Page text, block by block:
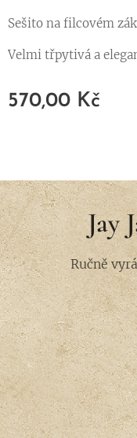
Sešito na filcovém
Velmi třpytivá a
570,00 Kč
Jay
Ručně